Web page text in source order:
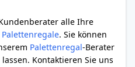
alle Ihre
Palettenregale. Sie können
Palettenregal-Berater
Kontaktieren Sie uns